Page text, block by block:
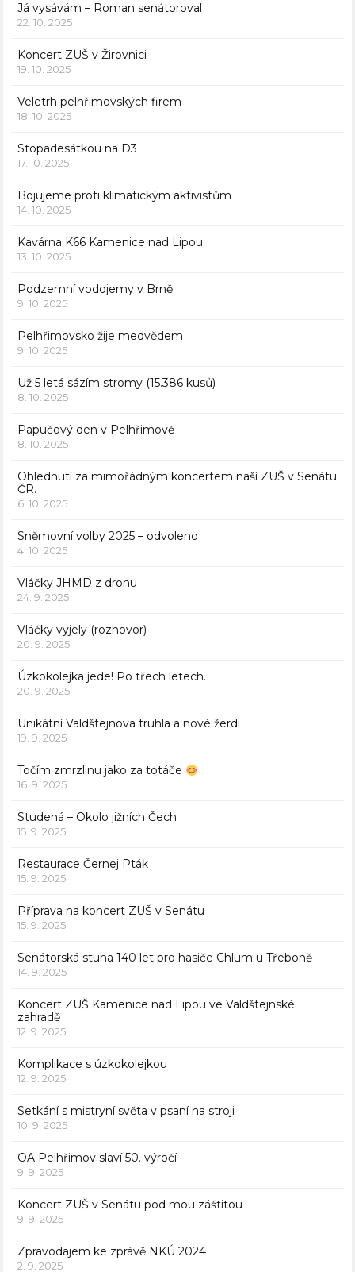
Já vysávám – Roman senátoroval
22. 10. 2025
Koncert ZUŠ v Žirovnici
19. 10. 2025
Veletrh pelhřimovských firem
18. 10. 2025
Stopadesátkou na D3
17. 10. 2025
Bojujeme proti klimatickým aktivistům
14. 10. 2025
Kavárna K66 Kamenice nad Lipou
13. 10. 2025
Podzemní vodojemy v Brně
9. 10. 2025
Pelhřimovsko žije medvědem
9. 10. 2025
Už 5 letá sázím stromy (15.386 kusů)
8. 10. 2025
Papučový den v Pelhřimově
8. 10. 2025
Ohlednutí za mimořádným koncertem naší ZUŠ v Senátu
ČR.
6. 10. 2025
Sněmovní volby 2025 – odvoleno
4. 10. 2025
Vláčky JHMD z dronu
24. 9. 2025
Vláčky vyjely (rozhovor)
20. 9. 2025
Úzkokolejka jede! Po třech letech.
20. 9. 2025
Unikátní Valdštejnova truhla a nové žerdi
19. 9. 2025
Točím zmrzlinu jako za totáče
16. 9. 2025
Studená – Okolo jižních Čech
15. 9. 2025
Restaurace Černej Pták
15. 9. 2025
Příprava na koncert ZUŠ v Senátu
15. 9. 2025
Senátorská stuha 140 let pro hasiče Chlum u Třeboně
14. 9. 2025
Koncert ZUŠ Kamenice nad Lipou ve Valdštejnské
zahradě
12. 9. 2025
Komplikace s úzkokolejkou
12. 9. 2025
Setkání s mistryní světa v psaní na stroji
10. 9. 2025
OA Pelhřimov slaví 50. výročí
9. 9. 2025
Koncert ZUŠ v Senátu pod mou záštitou
9. 9. 2025
Zpravodajem ke zprávě NKÚ 2024
2. 9. 2025